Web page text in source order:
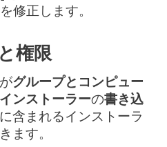
修正します。
権限
グループとコンピュー
ンストーラーの書き込
含まれるインストーラ
ます。